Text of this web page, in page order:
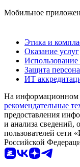
Мобильное
Этика и
Оказание услуг
Использование
Защита
ИТ
На информационном
рекомендательные
предоставления
и анализа сведений,
пользователей сети
Российской